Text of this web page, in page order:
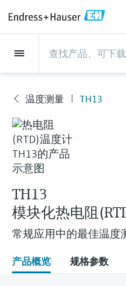
现场仪表
流量
物位测量
液体分析
温度测量
压力测量
系统产品
流量
电磁流量计
科里奥利质量流量计
超声波流量计
涡街流量计
热式质量流量计
Differential pressure flow
物位测量
雷达物位测量
Vibronic point level
导波雷达物位测量
超声波物位测量
电容物位测量
静压液位测量
液体分析
pH电极和变送器
电导率传感器和变送器
浊度传感器和变送器
氯传感器和变送器
溶解氧传感器和变送器
实验室检测仪表和便携
温度测量
温度变送器
工业温度计
保护套管
高温型温度计
卫生型温度计
紧凑型温度计
压力测量
绝压和表压测量
差压测量
选购全部
系统产品
数据管理仪&数据记录仪
过程测控仪
电源和安全栅
WirelessHART解决方案
网关和调制解调器
设备配置用平板电脑
光学分析
TDLAS和QF分析仪
拉曼光谱分析仪
排放监测解决方案
颗粒测量设备
数字分析仪解决方案
过程气体分析仪
Netilion IIoT
Netilion Value
Netilion Health
Netilion Analytics
Netilion Library
Netilion Inventory
Netilion Connect
服务产品
Project and
技术支持服务
仪表维护
仪表性能优化服务
View all
Project and
services
仪表调试服务
Industrial Project
Extended warranty
技术支持服务
远程技术支持
远程资产监控
Process Instrumentation
仪表维护
验证服务
现场仪表校准服务
预防性维护服务
Repair of measuring
仪表性能优化服务
校准报告分析
优化校准间隔时间
动态现场仪表评价和分
行业应用
食品与饮料
水务和环境：保护 —— 节
石油与天然气：促进能
生命科学：创新技术助
支持
快速获取服务支持！
技术支持中心 ——
位服务，与您相伴前行
下载区
搜索和下载技术手册, 宣传资料,
件更新, 视频, 证书等各类文件!
学习
学习中心 - 探索
的指导课程与资源，随时随地
公司
Endress+Hauser集团
生产中心
集团实力
客户案例
新闻与案例
活动和培训
Endress+Hauser集
公司概况
Endress+Hauser在中国
恩德斯豪斯科技中国
财务业绩
集团管理层
发展历程
生产中心
物位和压力测量
Endress+Hauser流量
Endress+Hauser 液体分析
温度+系统产品
Endress+Hauser 数字解
Endress+Hauser 光学分
集团实力
过程安全性
网络安全性
过程自动化项目流程
My Endress+Hauser
建立电子采购流程，从
新闻与案例
新闻与案例总览
所有文章
新闻稿
事实速览
媒体活动
活动和培训
培训
研讨会
展览会
在线研讨会和回放
峰会
线下活动
您的
涯
Explore open positions
在Endress+Hauser工作
更多工作机会
德国耶拿分析仪器公司
IST创新传感器技术公
会
场
仪
表
温度测量 TH13
TH13
模块化热电阻
常规应用中的最佳温度
产品概览 规格参数